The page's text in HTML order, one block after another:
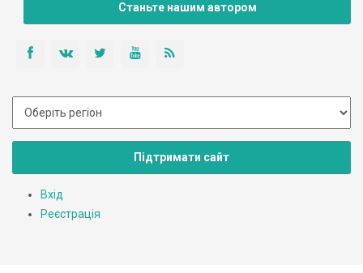
Станьте нашим автором
Підтримати сайт
Вхід
Реєстрація